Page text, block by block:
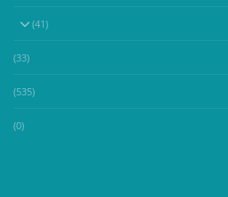
(41)
(33)
(535)
(0)